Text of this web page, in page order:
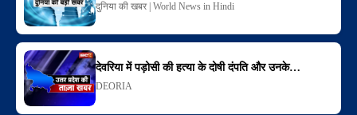
दुनिया की खबर | World News in Hindi
देवरिया में पड़ोसी की हत्या के दोषी दंपति और उनके…
DEORIA